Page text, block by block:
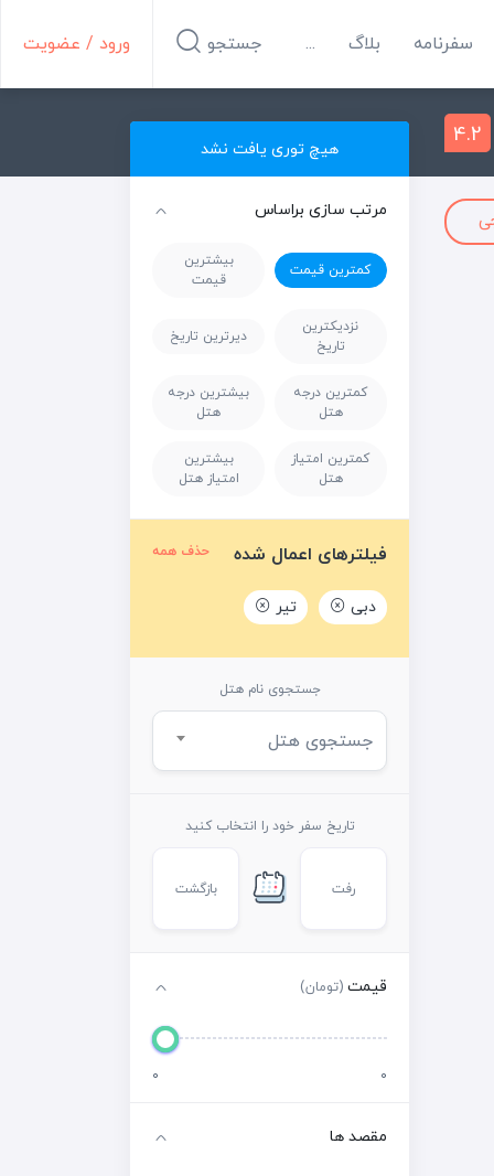
سفرنامه بلاگ ... ورود / عضویت جستجو
4.2
هیچ توری یافت نشد
مرتب سازی براساس
کمترین قیمت
بیشترین
قیمت
نزدیکترین
تاریخ
دیرترین تاریخ
کمترین درجه
هتل
بیشترین درجه
هتل
کمترین امتیاز
هتل
بیشترین
امتیاز هتل
فیلترهای اعمال شده حذف همه
دبی تیر
جستجوی نام هتل
جستجوی هتل
تاریخ سفر خود را انتخاب کنید
رفت بازگشت
قیمت (تومان)
0 0
مقصد ها